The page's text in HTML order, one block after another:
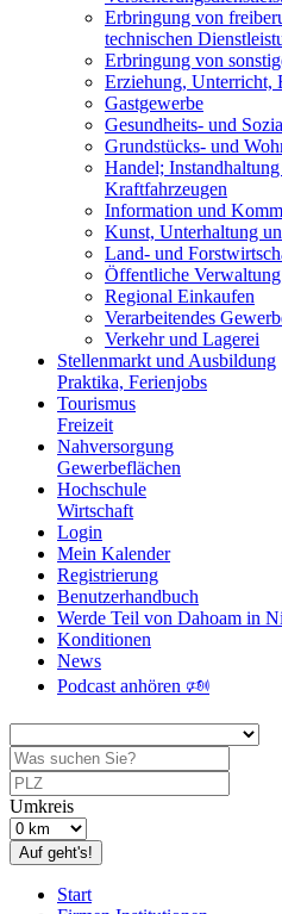
Erbringung von
technischen
Erbringung von
Erziehung, Unterricht,
Gastgewerbe
Gesundheits- und
Grundstücks- und
Handel;
Kraftfahrzeugen
Information und
Kunst, Unterhaltung
Land- und
Öffentliche
Regional Einkaufen
Verarbeitendes
Verkehr und Lagerei
Stellenmarkt und Ausbildung
Praktika, Ferienjobs
Tourismus
Freizeit
Nahversorgung
Gewerbeflächen
Hochschule
Wirtschaft
Login
Mein Kalender
Registrierung
Benutzerhandbuch
Werde Teil von Dahoam in
Konditionen
News
Podcast anhören 🕬
Umkreis
Auf geht's!
Start